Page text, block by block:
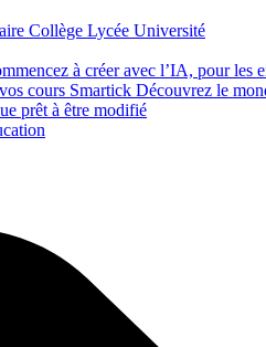
Collège Lycée Université
à créer avec l’IA, pour les
cours Smartick Découvrez le
prêt à être modifié